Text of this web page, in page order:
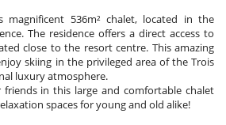
magnificent 536m² chalet, located in the
The residence offers a direct access to
close to the resort centre. This amazing
skiing in the privileged area of the Trois
luxury atmosphere.
in this large and comfortable chalet
spaces for young and old alike!